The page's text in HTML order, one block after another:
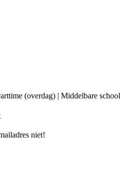
(overdag) | Middelbare school
niet!